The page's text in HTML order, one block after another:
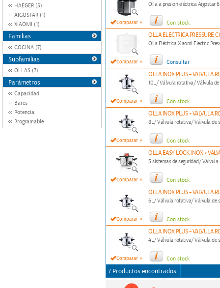
HAEGER (5)
AIGOSTAR (1)
XIAOMI (1)
Familias
COCINA (7)
Subfamilias
OLLAS (7)
Parámetros
Capacidad
Bares
Potencia
Programable
Comparar »
Olla a presión eléctrica Aigostar
Con stock
Comparar »
OLLA ELECTRICA PRESSURE
Olla Eléctrica Xiaomi Electric
Consultar
Comparar »
OLLA INOX PLUS + VALVULA
10L/ Válvula rotativa/ Válvula
Con stock
Comparar »
OLLA INOX PLUS + VALVULA
8L/ Válvula rotativa/ Válvula de
Con stock
Comparar »
OLLA EASY LOCK INOX +
3 sistemas de seguridad/
Con stock
Comparar »
OLLA INOX PLUS + VALVULA
6L/ Válvula rotativa/ Válvula de
Con stock
Comparar »
OLLA INOX PLUS + VALVULA
4L/ Válvula rotativa/ Válvula de
Con stock
7 Productos encontrados